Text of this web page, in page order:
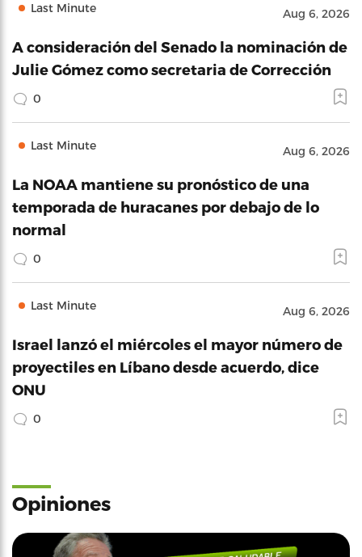
Last Minute Aug 6, 2026
A consideración del Senado la nominación de
Julie Gómez como secretaria de Corrección
0
Last Minute Aug 6, 2026
La NOAA mantiene su pronóstico de una
temporada de huracanes por debajo de lo
normal
0
Last Minute Aug 6, 2026
Israel lanzó el miércoles el mayor número de
proyectiles en Líbano desde acuerdo, dice
ONU
0
Opiniones